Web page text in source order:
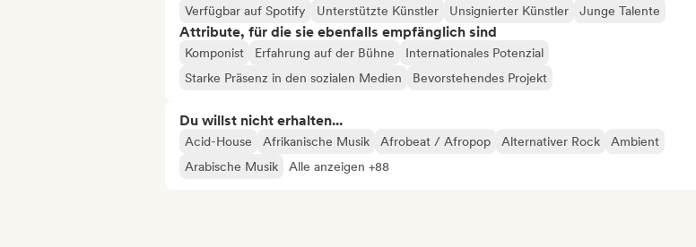
Verfügbar auf Spotify Unterstützte Künstler Unsignierter Künstler Junge Talente
Attribute, für die sie ebenfalls empfänglich sind
Komponist Erfahrung auf der Bühne
Internationales Potenzial
Starke Präsenz in den sozialen Medien
Bevorstehendes Projekt
Du willst nicht erhalten...
Acid-House Afrikanische Musik Afrobeat / Afropop Alternativer Rock
Ambient
Arabische Musik
Alle anzeigen +88